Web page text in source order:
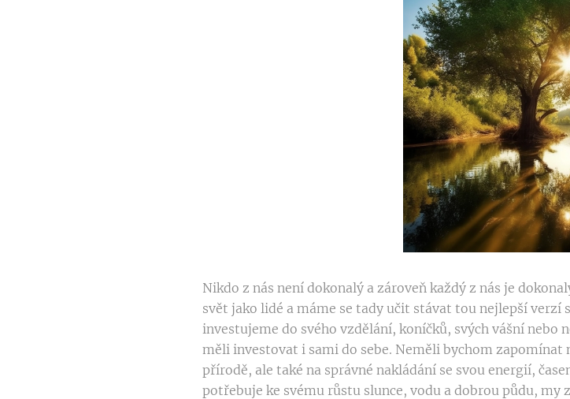
Nikdo z nás není dokonalý a zároveň každý z nás je
svět jako lidé a máme se tady učit stávat tou nejlepší verzí
investujeme do svého vzdělání, koníčků, svých vášní
měli investovat i sami do sebe. Neměli bychom
přírodě, ale také na správné nakládání se svou energií,
potřebuje ke svému růstu slunce, vodu a dobrou půdu,